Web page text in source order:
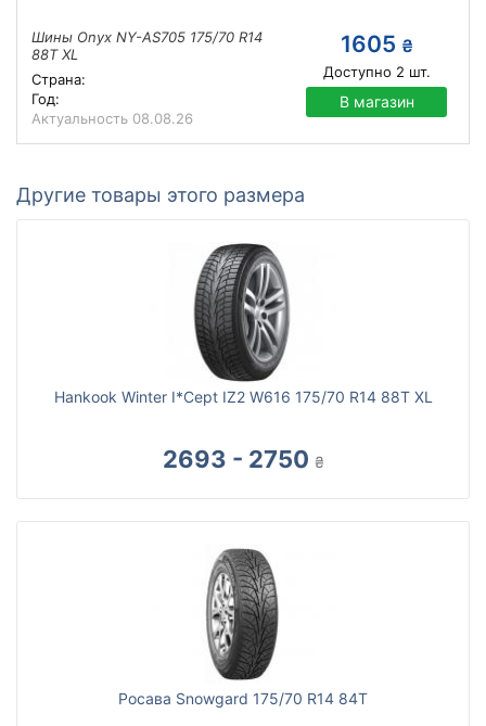
Шины Onyx NY-AS705 175/70 R14
88T XL
Страна:
Год:
Актуальность 08.08.26
1605 ₴
Доступно 2 шт.
В магазин
Другие товары этого размера
Hankook Winter I*Cept IZ2 W616 175/70 R14 88T XL
2693 - 2750 ₴
Росава Snowgard 175/70 R14 84T